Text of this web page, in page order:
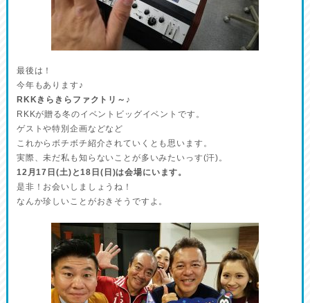
最後は！
今年もあります♪
RKKきらきらファクトリ～♪
RKKが贈る冬のイベントビッグイベントです。
ゲストや特別企画などなど
これからボチボチ紹介されていくとも思います。
実際、未だ私も知らないことが多いみたいっす(汗)。
12月17日(土)と18日(日)は会場にいます。
是非！お会いしましょうね！
なんか珍しいことがおきそうですよ。